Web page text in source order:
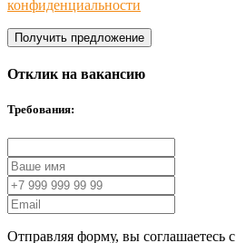
конфиденциальности
Получить предложение
Отклик на вакансию
Требования:
Отправляя форму, вы соглашаетесь с